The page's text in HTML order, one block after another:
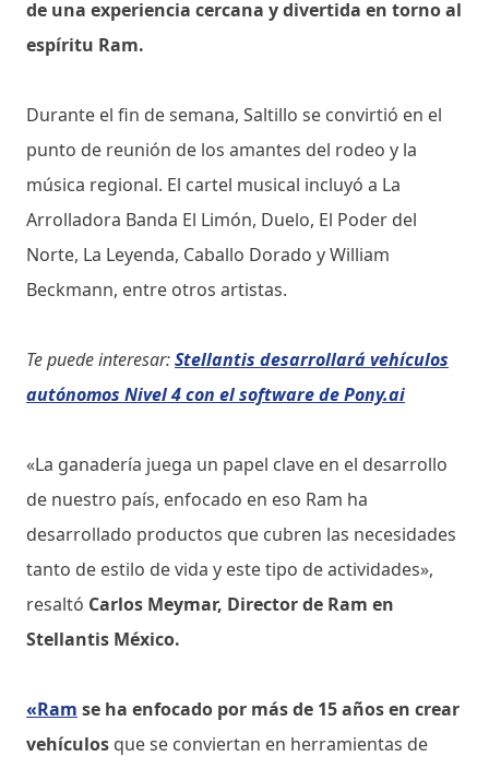
de una experiencia cercana y divertida en torno al
espíritu Ram.
Durante el fin de semana, Saltillo se convirtió en el
punto de reunión de los amantes del rodeo y la
música regional. El cartel musical incluyó a La
Arrolladora Banda El Limón, Duelo, El Poder del
Norte, La Leyenda, Caballo Dorado y William
Beckmann, entre otros artistas.
Te puede interesar:Stellantis desarrollará vehículos
autónomos Nivel 4 con el software de Pony.ai
«La ganadería juega un papel clave en el desarrollo
de nuestro país, enfocado en eso Ram ha
desarrollado productos que cubren las necesidades
tanto de estilo de vida y este tipo de actividades»,
resaltó Carlos Meymar, Director de Ram en
Stellantis México.
«Ram se ha enfocado por más de 15 años en crear
vehículos que se conviertan en herramientas de